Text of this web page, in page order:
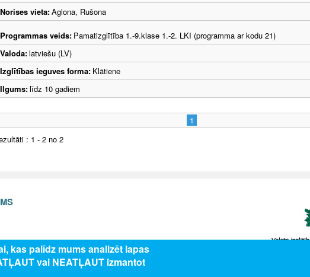
Norises vieta:Aglona, Rušona
Programmas veids: Pamatizglītība 1.-9.klase 1.-2. LKI (programma ar kodu 21)
Valoda:latviešu (LV)
Izglītības ieguves forma: Klātiene
Ilgums:līdz 10 gadiem
1
: 1 - 2 no 2
kas palīdz mums analizēt lapas
vai NEATĻAUT izmantot